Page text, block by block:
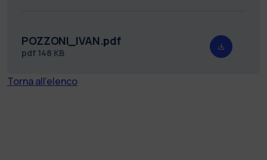
POZZONI_IVAN.pdf
pdf 148 KB
Torna all'elenco